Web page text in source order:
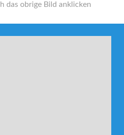
das obrige Bild anklicken